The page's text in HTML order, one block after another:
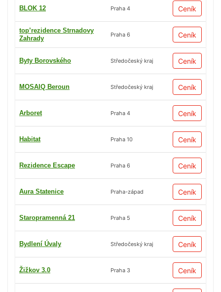
BLOK 12 Praha 4 Ceník
top’rezidence Strnadovy
Zahrady
Praha 6 Ceník
Byty Borovského Středočeský kraj Ceník
MOSAIQ Beroun Středočeský kraj Ceník
Arboret Praha 4 Ceník
Habitat Praha 10 Ceník
Rezidence Escape Praha 6 Ceník
Aura Statenice Praha-západ Ceník
Staropramenná 21 Praha 5 Ceník
Bydlení Úvaly Středočeský kraj Ceník
Žižkov 3.0 Praha 3 Ceník